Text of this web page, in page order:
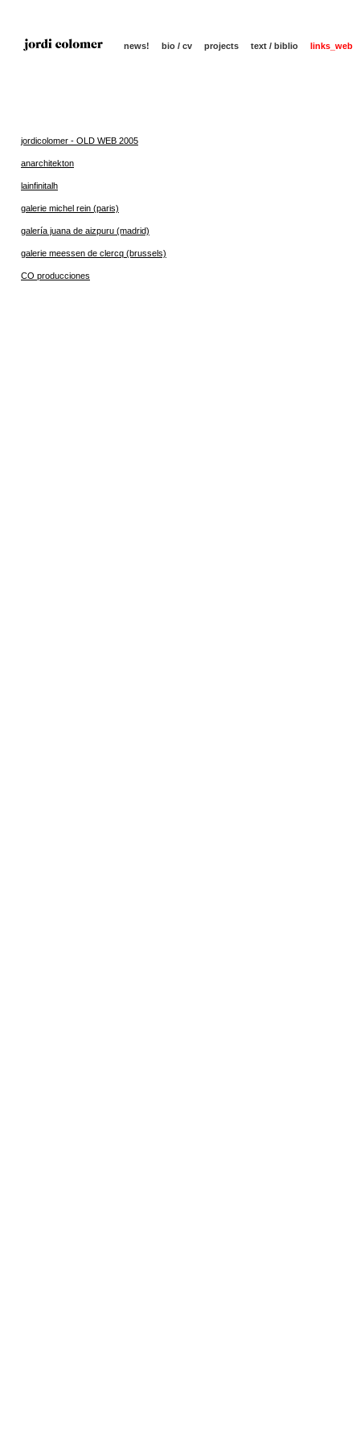
news! bio / cv projects text / biblio links_web
jordicolomer - OLD WEB 2005
anarchitekton
lainfinitalh
galerie michel rein (paris)
galería juana de aizpuru (madrid)
galerie meessen de clercq (brussels)
CO producciones